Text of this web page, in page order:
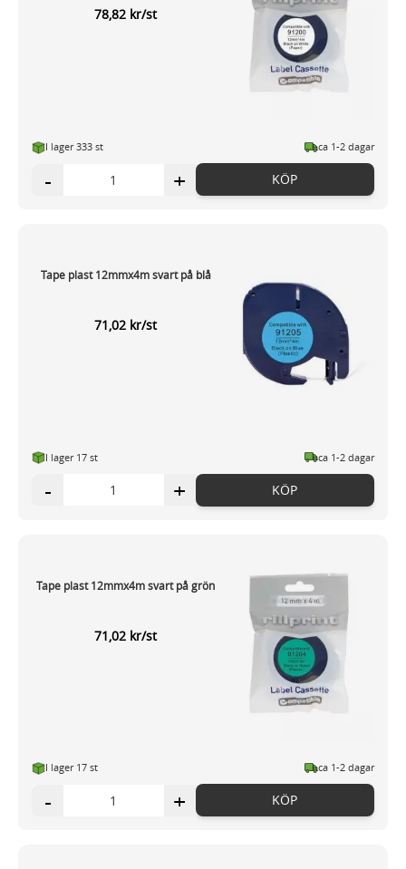
samlat in när du har använt deras tjänster.
78,82 kr/st
I lager 333 st ca 1-2 dagar
- + KÖP
Tape plast 12mmx4m svart på blå
71,02 kr/st
I lager 17 st ca 1-2 dagar
- + KÖP
Tape plast 12mmx4m svart på grön
71,02 kr/st
I lager 17 st ca 1-2 dagar
- + KÖP